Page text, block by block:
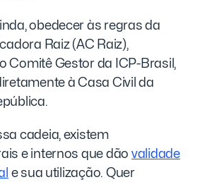
obedecer às regras da
Raiz (AC Raiz),
Comitê Gestor da ICP-Brasil,
à Casa Civil da
cadeia, existem
e internos que dão validade
e sua utilização. Quer